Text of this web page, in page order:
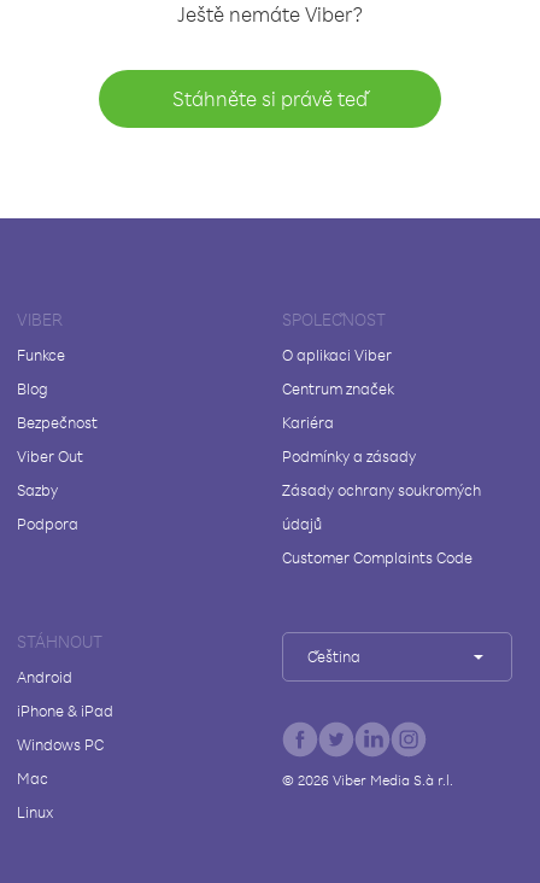
Ještě nemáte Viber?
Stáhněte si právě teď
VIBER
Funkce
Blog
Bezpečnost
Viber Out
Sazby
Podpora
SPOLEČNOST
O aplikaci Viber
Centrum značek
Kariéra
Podmínky a zásady
Zásady ochrany soukromých
údajů
Customer Complaints Code
STÁHNOUT
Android
iPhone & iPad
Windows PC
Mac
Linux
Čeština
© 2026Viber Media S.à r.l.